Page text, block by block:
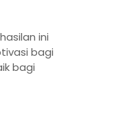
ini
bagi
bagi